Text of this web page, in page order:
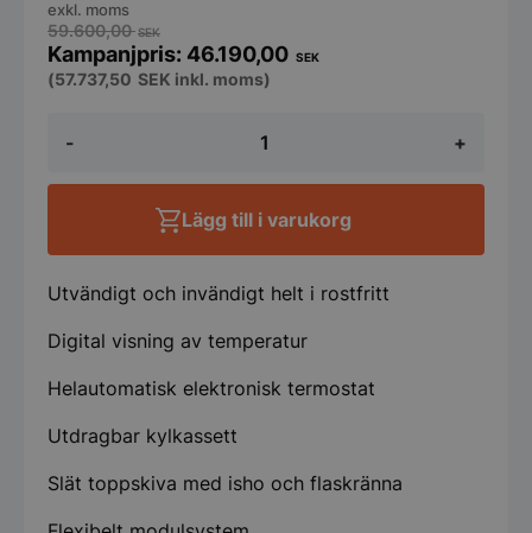
-
Porkka
4
och
-
mängd
+
59.600,00SEK
46.190,00 SEK
exkl. moms
(57.737,50 SEK inkl. moms)
Lägg till i varukorg
Utvändigt och invändigt helt i rostfritt
Digital visning av temperatur
Helautomatisk elektronisk termostat
Utdragbar kylkassett
Slät toppskiva med isho och flaskränna